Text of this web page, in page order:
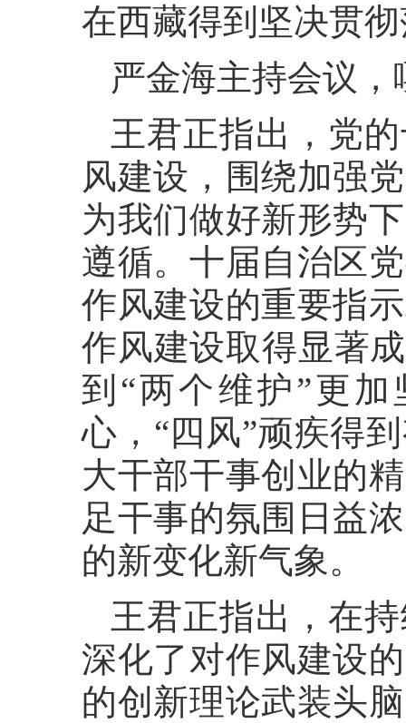
在西藏得到坚决贯
严金海主持会议
王君正指出，党
风建设，围绕加强
为我们做好新形势
遵循。十届自治区
作风建设的重要指
作风建设取得显著
到“两个维护”更
心，“四风”顽疾得
大干部干事创业的
足干事的氛围日益
的新变化新气象。
王君正指出，在
深化了对作风建设
的创新理论武装头